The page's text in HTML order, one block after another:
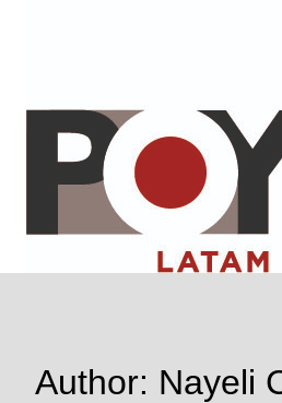
Author: Nayeli